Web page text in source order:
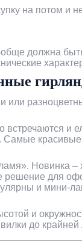
на потом и
должна
или
и
Самые
Новинка –
для
и
и
до